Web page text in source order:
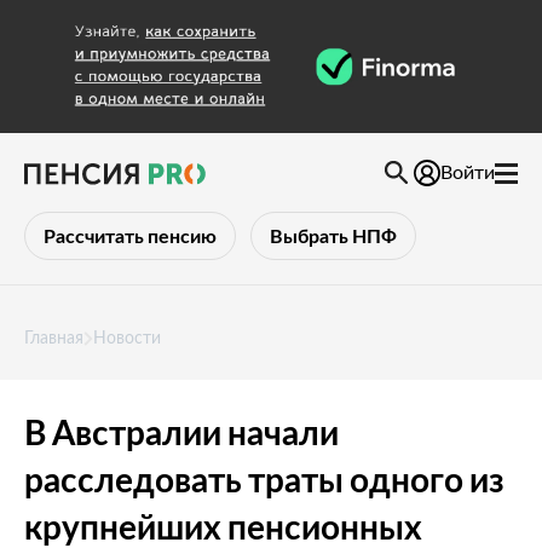
Рассчитать пенсию Выбрать НПФ
Войти
Главная Новости
В Австралии начали
расследовать траты одного из
крупнейших пенсионных